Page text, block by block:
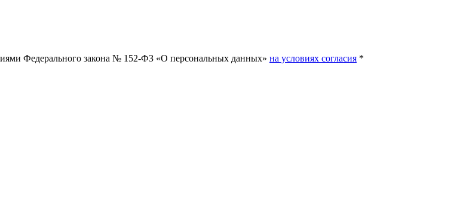
Федерального закона № 152-ФЗ «О персональных данных» на условиях согласия *